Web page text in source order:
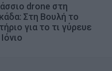
drone στη
Στη Βουλή το
για το τι γύρευε